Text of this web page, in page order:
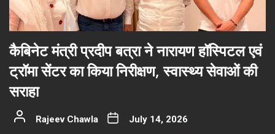
कैबिनेट मंत्री प्रदीप बत्रा ने नारायण हॉस्पिटल एवं
ट्रॉमा सेंटर का किया निरीक्षण, स्वास्थ्य सेवाओं की
सराहा
Rajeev Chawla July 14, 2026